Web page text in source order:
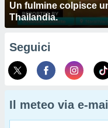
Un fulmine colpisce
Thailandia.
Seguici
Il meteo via e-mail